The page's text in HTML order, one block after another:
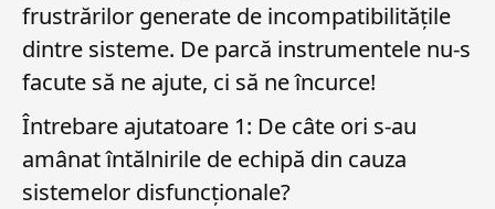
frustrărilor generate de incompatibilitățile
dintre sisteme. De parcă instrumentele nu-s
facute să ne ajute, ci să ne încurce!
Întrebare ajutatoare 1: De câte ori s-au
amânat întălnirile de echipă din cauza
sistemelor disfuncționale?